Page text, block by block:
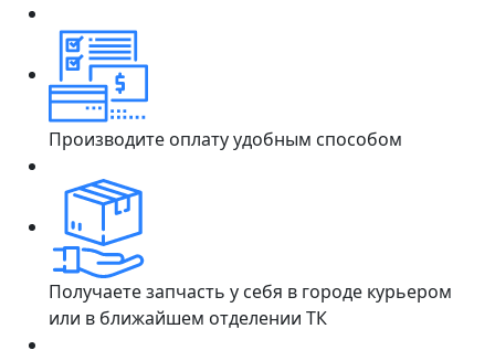
Производите оплату удобным способом
Получаете запчасть у себя в городе курьером
или в ближайшем отделении ТК